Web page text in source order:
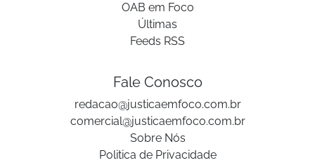
OAB em Foco
Últimas
Feeds RSS
Fale Conosco
redacao@justicaemfoco.com.br
comercial@justicaemfoco.com.br
Sobre Nós
Politica de Privacidade